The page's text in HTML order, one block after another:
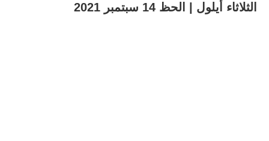
الثلاثاء أيلول | الحظ 14 سبتمبر 2021